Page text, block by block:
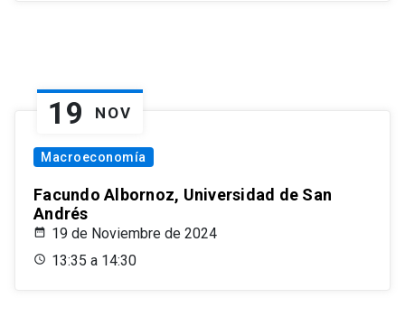
19 NOV
Macroeconomía
Facundo Albornoz, Universidad de San
Andrés
19 de Noviembre de 2024
13:35 a 14:30